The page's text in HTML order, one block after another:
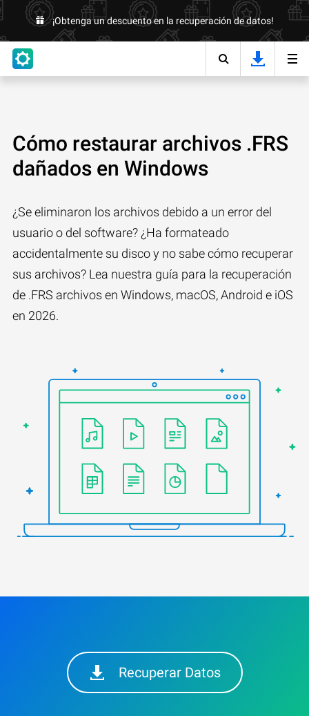
¡Obtenga un descuento en la recuperación de datos!
Cómo restaurar archivos .FRS
dañados en Windows
¿Se eliminaron los archivos debido a un error del
usuario o del software? ¿Ha formateado
accidentalmente su disco y no sabe cómo recuperar
sus archivos? Lea nuestra guía para la recuperación
de .FRS archivos en Windows, macOS, Android e iOS
en 2026.
Recuperar Datos